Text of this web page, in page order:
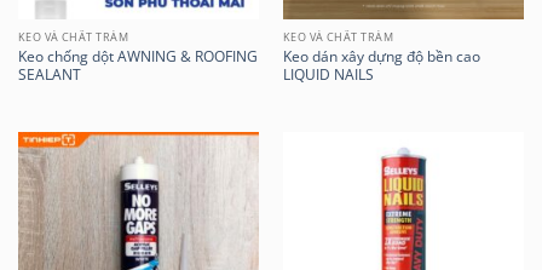
KEO VÀ CHẤT TRÁM
Keo chống dột AWNING & ROOFING
SEALANT
KEO VÀ CHẤT TRÁM
Keo dán xây dựng độ bền cao
LIQUID NAILS